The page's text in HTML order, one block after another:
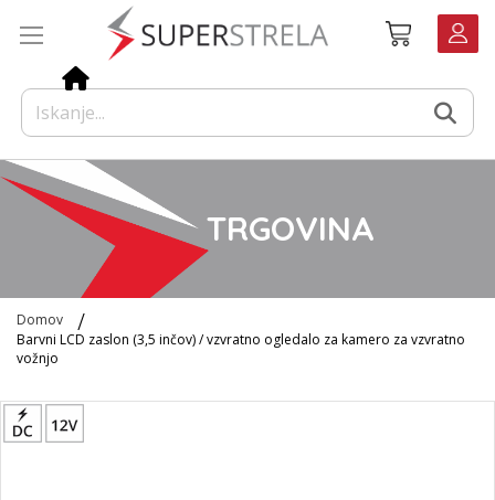
Košarica
TRGOVINA
Domov
Barvni LCD zaslon (3,5 inčov) / vzvratno ogledalo za kamero za vzvratno
vožnjo
Preskoči
na